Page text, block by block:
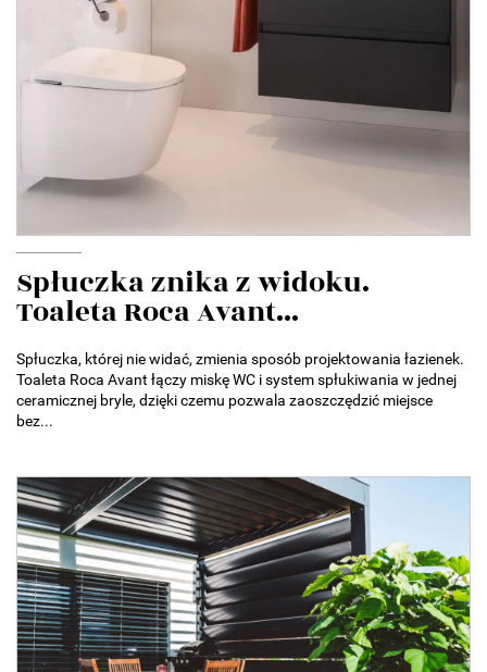
Spłuczka znika z widoku.
Toaleta Roca Avant...
Spłuczka, której nie widać, zmienia sposób projektowania łazienek.
Toaleta Roca Avant łączy miskę WC i system spłukiwania w jednej
ceramicznej bryle, dzięki czemu pozwala zaoszczędzić miejsce
bez...